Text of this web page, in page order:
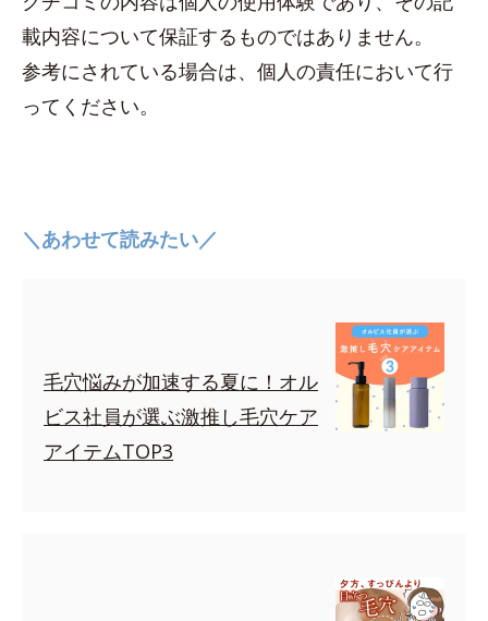
載内容について保証するものではありません。
参考にされている場合は、個人の責任において行
ってください。
＼あわせて読みたい／
毛穴悩みが加速する夏に！オル
ビス社員が選ぶ激推し毛穴ケア
アイテムTOP3